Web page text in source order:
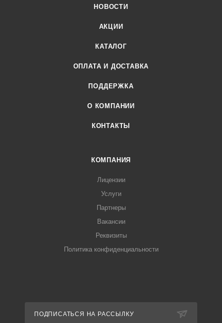
НОВОСТИ
АКЦИИ
КАТАЛОГ
ОПЛАТА И ДОСТАВКА
ПОДДЕРЖКА
О КОМПАНИИ
КОНТАКТЫ
КОМПАНИЯ
Лицензии
Услуги
Партнеры
Вакансии
Реквизиты
Политика конфиденциальности
ПОДПИСАТЬСЯ НА РАССЫЛКУ